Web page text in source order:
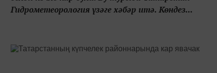
Гидрометеорология үзәге хәбәр итә. Көндез...